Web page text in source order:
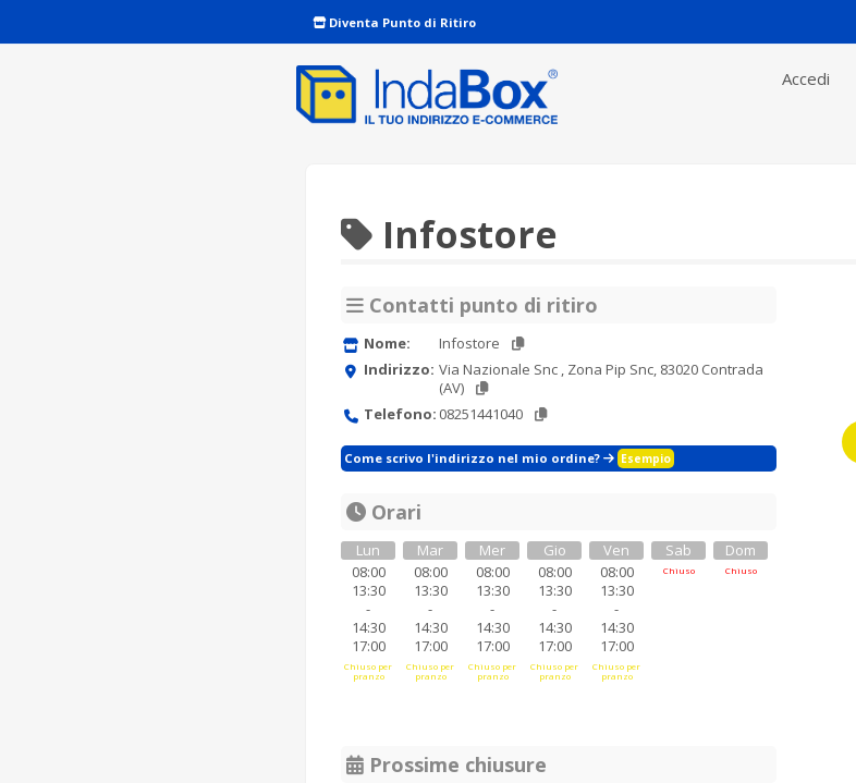
Diventa Punto di Ritiro
Accedi
Infostore
Contatti punto di ritiro
Nome:
Infostore
Indirizzo: Via Nazionale Snc , Zona Pip Snc, 83020 Contrada
(AV)
Telefono: 08251441040
Come scrivo l'indirizzo nel mio ordine? Esempio
Orari
Lun
08:00
13:30
-
14:30
17:00
Chiuso per
pranzo
Mar
08:00
13:30
-
14:30
17:00
Chiuso per
pranzo
Mer
08:00
13:30
-
14:30
17:00
Chiuso per
pranzo
Gio
08:00
13:30
-
14:30
17:00
Chiuso per
pranzo
Ven
08:00
13:30
-
14:30
17:00
Chiuso per
pranzo
Sab
Chiuso
Dom
Chiuso
Prossime chiusure